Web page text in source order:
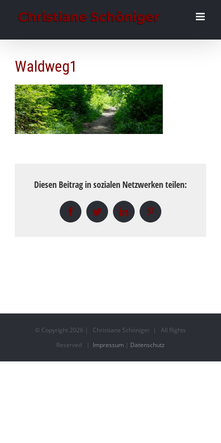
Waldweg1
Diesen Beitrag in sozialen Netzwerken teilen:
FacebookTwitterLinkedInPinterest
© Copyright 2026 | Christiane Schöniger | All Rights
Reserved | Impressum | Datenschutz